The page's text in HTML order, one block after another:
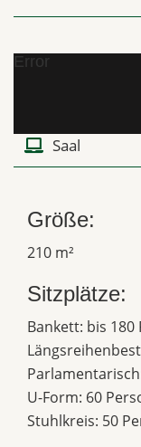
Error
Saal
Größe:
210 m²
Sitzplätze:
Bankett: bis 180
U-Form: 60
Stuhlkreis: 50